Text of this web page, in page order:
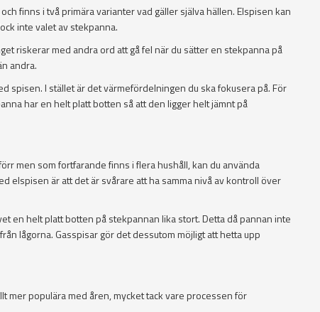
finns i två primära varianter vad gäller själva hällen. Elspisen kan
inte valet av stekpanna.
riskerar med andra ord att gå fel när du sätter en stekpanna på
andra.
spisen. I stället är det värmefördelningen du ska fokusera på. För
har en helt platt botten så att den ligger helt jämnt på
men som fortfarande finns i flera hushåll, kan du använda
elspisen är att det är svårare att ha samma nivå av kontroll över
en helt platt botten på stekpannan lika stort. Detta då pannan inte
lågorna. Gasspisar gör det dessutom möjligt att hetta upp
mer populära med åren, mycket tack vare processen för